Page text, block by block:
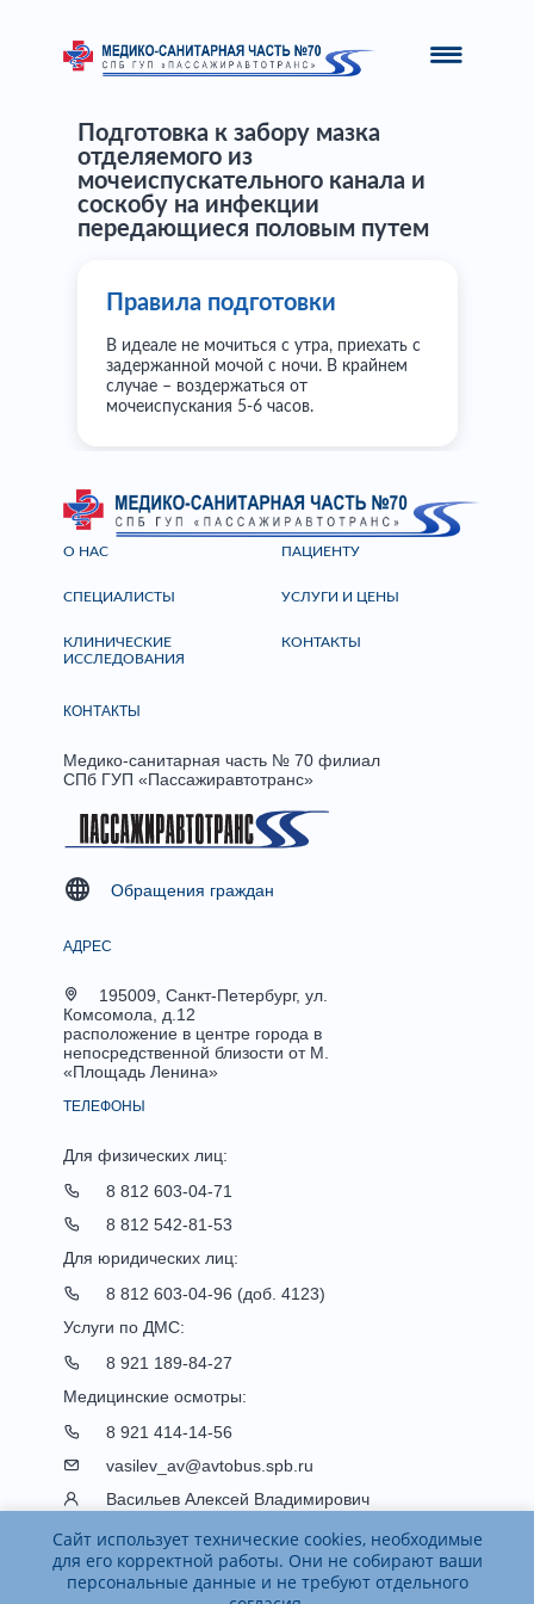
Подготовка к забору мазка
отделяемого из
мочеиспускательного канала и
соскобу на инфекции
передающиеся половым путем
Правила подготовки
В идеале не мочиться с утра, приехать с
задержанной мочой с ночи. В крайнем
случае – воздержаться от
мочеиспускания 5-6 часов.
О НАС ПАЦИЕНТУ
СПЕЦИАЛИСТЫ УСЛУГИ И ЦЕНЫ
КЛИНИЧЕСКИЕ
ИССЛЕДОВАНИЯ
КОНТАКТЫ
КОНТАКТЫ
Медико-санитарная часть № 70 филиал
СПб ГУП «Пассажиравтотранс»
Обращения граждан
АДРЕС
195009, Санкт-Петербург, ул.
Комсомола, д.12
расположение в центре города в
непосредственной близости от М.
«Площадь Ленина»
ТЕЛЕФОНЫ
Для физических лиц:
8 812 603-04-71
8 812 542-81-53
Для юридических лиц:
8 812 603-04-96 (доб. 4123)
Услуги по ДМС:
8 921 189-84-27
Медицинские осмотры:
8 921 414-14-56
vasilev_av@avtobus.spb.ru
Васильев Алексей Владимирович
Отдел персонала:
8 812 542-04-13
Сайт использует технические cookies, необходимые
для его корректной работы. Они не собирают ваши
персональные данные и не требуют отдельного